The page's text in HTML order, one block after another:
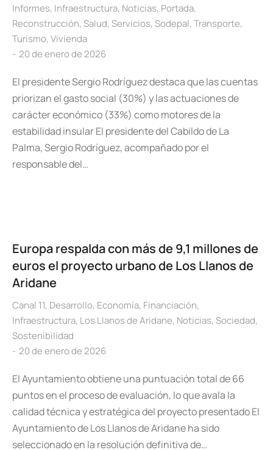
Informes, Infraestructura, Noticias, Portada,
Reconstrucción, Salud, Servicios, Sodepal, Transporte,
Turismo, Vivienda
20 de enero de 2026
El presidente Sergio Rodríguez destaca que las cuentas
priorizan el gasto social (30%) y las actuaciones de
carácter económico (33%) como motores de la
estabilidad insular El presidente del Cabildo de La
Palma, Sergio Rodríguez, acompañado por el
responsable del…
Europa respalda con más de 9,1 millones de
euros el proyecto urbano de Los Llanos de
Aridane
Canal 11, Desarrollo, Economía, Financiación,
Infraestructura, Los Llanos de Aridane, Noticias, Sociedad,
Sostenibilidad
20 de enero de 2026
El Ayuntamiento obtiene una puntuación total de 66
puntos en el proceso de evaluación, lo que avala la
calidad técnica y estratégica del proyecto presentado El
Ayuntamiento de Los Llanos de Aridane ha sido
seleccionado en la resolución definitiva de…